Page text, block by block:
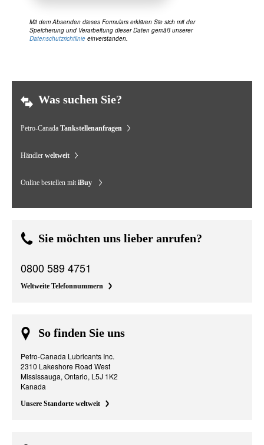
Mit dem Absenden dieses Formulars erklären Sie sich mit der
Speicherung und Verarbeitung dieser Daten gemäß unserer
Datenschutzrichtlinie einverstanden.
Was suchen Sie?
Petro-Canada Tankstellenanfragen
Händler weltweit
Online bestellen mit iBuy
Sie möchten uns lieber anrufen?
0800 589 4751
Weltweite Telefonnummern
So finden Sie uns
Petro-Canada Lubricants Inc.
2310 Lakeshore Road West
Mississauga, Ontario, L5J 1K2
Kanada
Unsere Standorte weltweit